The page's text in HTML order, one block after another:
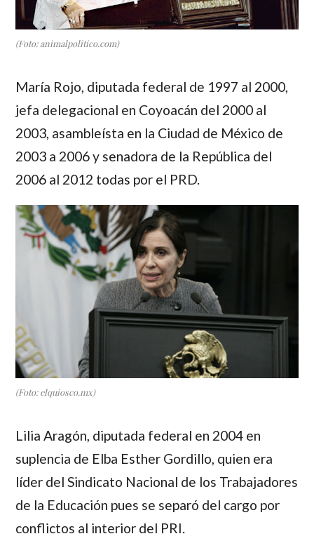
(Foto: animalpolitico.com)
María Rojo, diputada federal de 1997 al 2000,
jefa delegacional en Coyoacán del 2000 al
2003, asambleísta en la Ciudad de México de
2003 a 2006 y senadora de la República del
2006 al 2012 todas por el PRD.
(Foto: elquiosco.mx)
Lilia Aragón, diputada federal en 2004 en
suplencia de Elba Esther Gordillo, quien era
líder del Sindicato Nacional de los Trabajadores
de la Educación pues se separó del cargo por
conflictos al interior del PRI.